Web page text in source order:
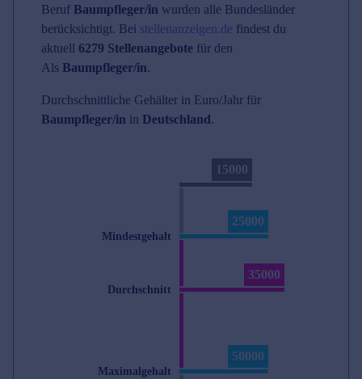
Beruf Baumpfleger/in wurden alle Bundesländer
berücksichtigt. Bei stellenanzeigen.de findest du
aktuell 6279 Stellenangebote für den
Als Baumpfleger/in.
Durchschnittliche Gehälter in Euro/Jahr für
Baumpfleger/in in Deutschland.
15000
25000
Mindestgehalt
35000
Durchschnitt
50000
Maximalgehalt